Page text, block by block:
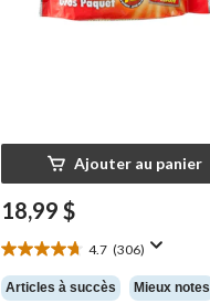
Ajouter au panier
18,99 $
4.7 (306)
4.7
étoile(s)
Articles à succès Mieux notes